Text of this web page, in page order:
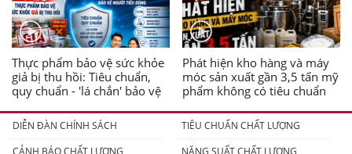
Thực phẩm bảo vệ sức khỏe
giả bị thu hồi: Tiêu chuẩn,
quy chuẩn - 'lá chắn' bảo vệ
Phát hiện kho hàng và máy
móc sản xuất gần 3,5 tấn mỹ
phẩm không có tiêu chuẩn
DIỄN ĐÀN CHÍNH SÁCH
TIÊU CHUẨN CHẤT LƯỢNG